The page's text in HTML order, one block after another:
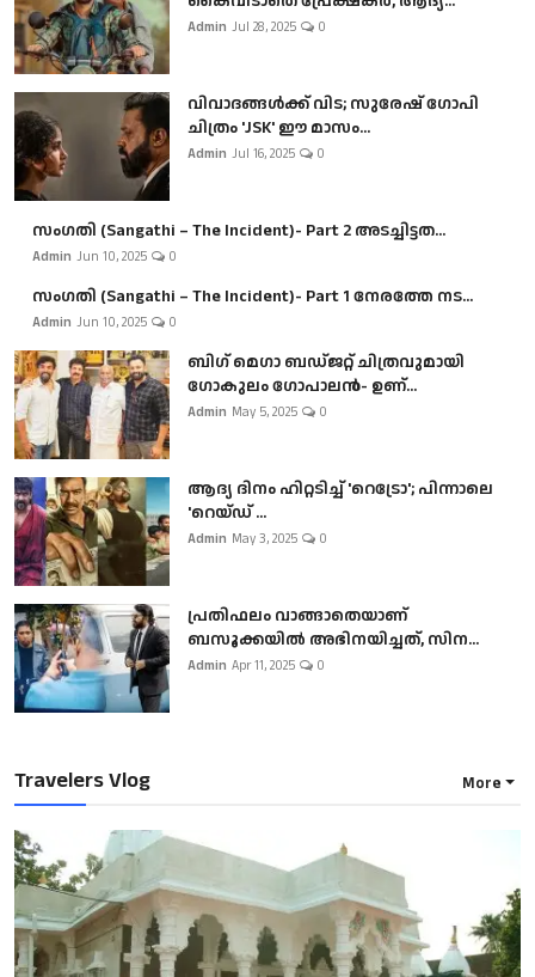
Admin Jul 28, 2025 0
വിവാദങ്ങൾക്ക് വിട; സുരേഷ് ഗോപി
ചിത്രം 'JSK' ഈ മാസം...
Admin Jul 16, 2025 0
സംഗതി (Sangathi – The Incident)- Part 2 അടച്ചിട്ടത...
Admin Jun 10, 2025 0
സംഗതി (Sangathi – The Incident)- Part 1 നേരത്തേ നട...
Admin Jun 10, 2025 0
ബി​ഗ് മെഗാ ബഡ്ജറ്റ് ചിത്രവുമായി
ഗോകുലം ഗോപാലൻ- ഉണ്...
Admin May 5, 2025 0
ആദ്യ ദിനം ഹിറ്റടിച്ച് 'റെട്രോ'; പിന്നാലെ
'റെയ്ഡ് ...
Admin May 3, 2025 0
പ്രതിഫലം വാങ്ങാതെയാണ്
ബസൂക്കയില്‍ അഭിനയിച്ചത്, സിന...
Admin Apr 11, 2025 0
Travelers Vlog More